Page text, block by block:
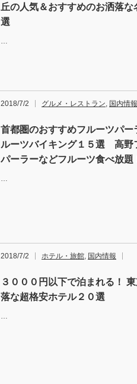
丘の人気＆おすすめのお洒落な
選
…
2018/7/2 グルメ・レストラン, 国内情報
首都圏のおすすめフルーツパー
ルーツバイキング１５選 高野
パーラーなどフルーツ食べ放題
…
2018/7/2 ホテル・旅館, 国内情報
３０００円以下で泊まれる！
落な超格安ホテル２０選
…